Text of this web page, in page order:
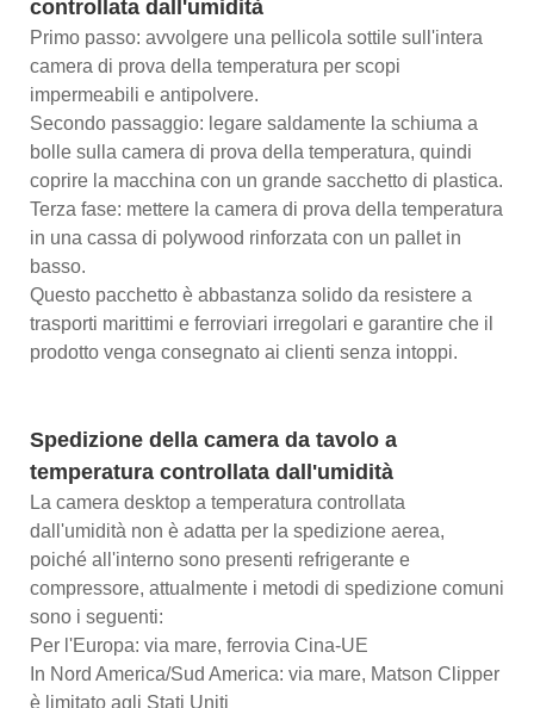
controllata dall'umidità
Primo passo: avvolgere una pellicola sottile sull'intera
camera di prova della temperatura per scopi
impermeabili e antipolvere.
Secondo passaggio: legare saldamente la schiuma a
bolle sulla camera di prova della temperatura, quindi
coprire la macchina con un grande sacchetto di plastica.
Terza fase: mettere la camera di prova della temperatura
in una cassa di polywood rinforzata con un pallet in
basso.
Questo pacchetto è abbastanza solido da resistere a
trasporti marittimi e ferroviari irregolari e garantire che il
prodotto venga consegnato ai clienti senza intoppi.
Spedizione della camera da tavolo a
temperatura controllata dall'umidità
La camera desktop a temperatura controllata
dall'umidità non è adatta per la spedizione aerea,
poiché all'interno sono presenti refrigerante e
compressore, attualmente i metodi di spedizione comuni
sono i seguenti:
Per l'Europa: via mare, ferrovia Cina-UE
In Nord America/Sud America: via mare, Matson Clipper
è limitato agli Stati Uniti